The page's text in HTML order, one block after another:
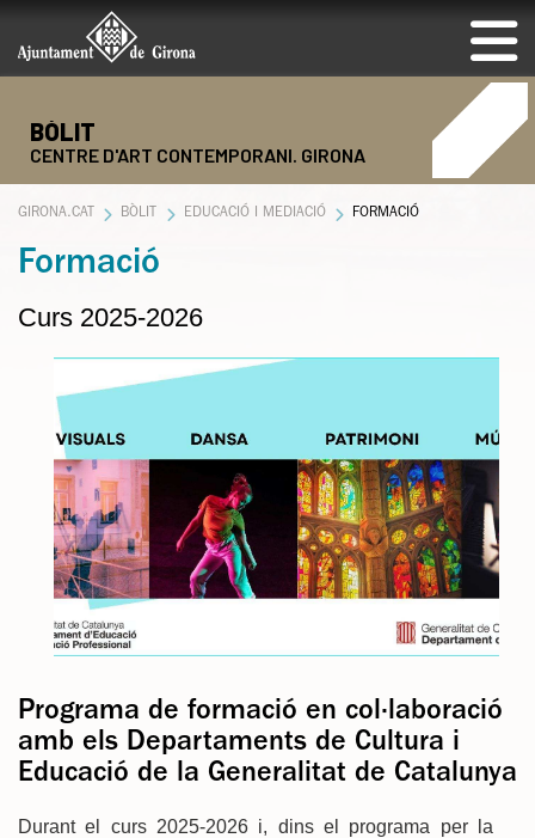
BÒLIT
CENTRE D'ART CONTEMPORANI. GIRONA
GIRONA.CAT BÒLIT EDUCACIÓ I MEDIACIÓ FORMACIÓ
Formació
Curs 2025-2026
Programa de formació en col·laboració
amb els Departaments de Cultura i
Educació de la Generalitat de Catalunya
Durant el curs 2025-2026 i, dins el programa per la